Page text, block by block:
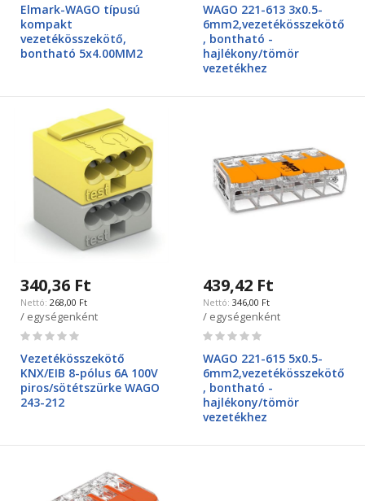
Elmark-WAGO típusú
kompakt
vezetékösszekötő,
bontható 5x4.00MM2
WAGO 221-613 3x0.5-
6mm2,vezetékösszekötő
, bontható -
hajlékony/tömör
vezetékhez
340,36 Ft
268,00 Ft
/ egységenként
Rating:
Vezetékösszekötő
KNX/EIB 8-pólus 6A 100V
piros/sötétszürke WAGO
243-212
439,42 Ft
346,00 Ft
/ egységenként
Rating:
WAGO 221-615 5x0.5-
6mm2,vezetékösszekötő
, bontható -
hajlékony/tömör
vezetékhez